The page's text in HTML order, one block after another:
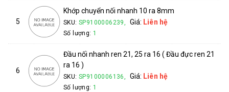
5
Khớp chuyển nối nhanh 10 ra 8mm
SKU: SP9100006239, Giá: Liên hệ
Số lượng: 1
6
Đầu nối nhanh ren 21, 25 ra 16 ( Đầu đực ren 21
ra 16 )
SKU: SP9100006136, Giá: Liên hệ
Số lượng: 1